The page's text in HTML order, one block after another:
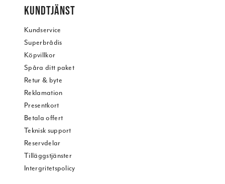
KUNDTJÄNST
Kundservice
Superbrådis
Köpvillkor
Spåra ditt paket
Retur & byte
Reklamation
Presentkort
Betala offert
Teknisk support
Reservdelar
Tilläggstjänster
Intergritetspolicy